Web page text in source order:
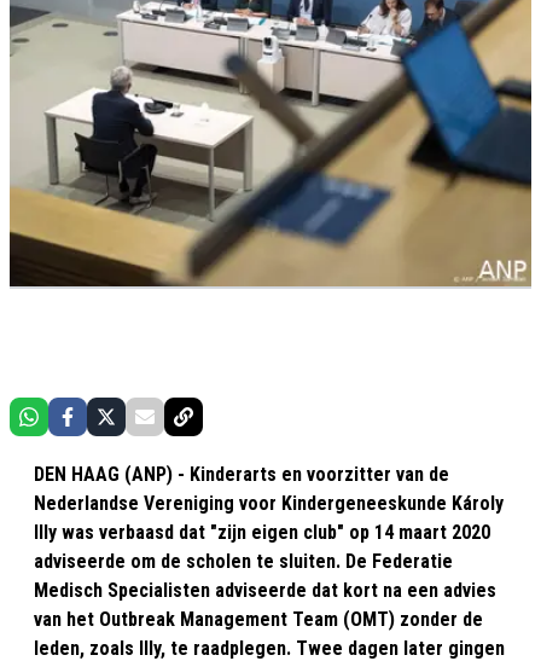
DEN HAAG (ANP) - Kinderarts en voorzitter van de
Nederlandse Vereniging voor Kindergeneeskunde Károly
Illy was verbaasd dat "zijn eigen club" op 14 maart 2020
adviseerde om de scholen te sluiten. De Federatie
Medisch Specialisten adviseerde dat kort na een advies
van het Outbreak Management Team (OMT) zonder de
leden, zoals Illy, te raadplegen. Twee dagen later gingen